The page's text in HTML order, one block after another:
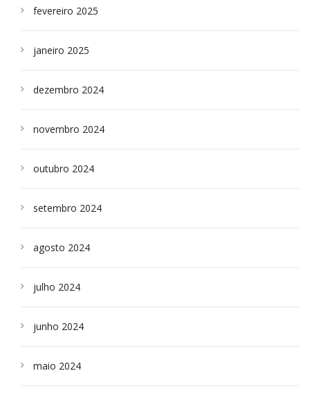
fevereiro 2025
janeiro 2025
dezembro 2024
novembro 2024
outubro 2024
setembro 2024
agosto 2024
julho 2024
junho 2024
maio 2024